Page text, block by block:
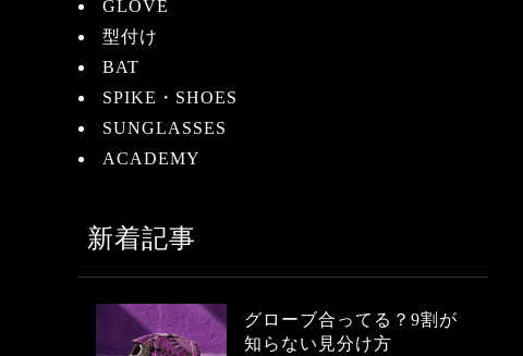
GLOVE
型付け
BAT
SPIKE・SHOES
SUNGLASSES
ACADEMY
新着記事
グローブ合ってる？9割が
知らない見分け方